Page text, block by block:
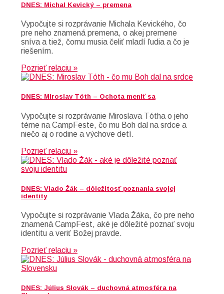
DNES: Michal Kevický – premena
Vypočujte si rozprávanie Michala Kevického, čo
pre neho znamená premena, o akej premene
sníva a tiež, čomu musia čeliť mladí ľudia a čo je
riešením.
Pozrieť relaciu »
DNES: Miroslav Tóth – Ochota meniť sa
Vypočujte si rozprávanie Miroslava Tótha o jeho
téme na CampFeste, čo mu Boh dal na srdce a
niečo aj o rodine a výchove detí.
Pozrieť relaciu »
DNES: Vlado Žák – dôležitosť poznania svojej
identity
Vypočujte si rozprávanie Vlada Žáka, čo pre neho
znamená CampFest, aké je dôležité poznať svoju
identitu a veriť Božej pravde.
Pozrieť relaciu »
DNES: Július Slovák – duchovná atmosféra na